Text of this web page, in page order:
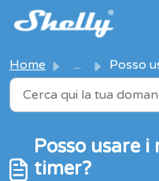
Salta al contenuto
Home ... Posso usare i
Posso usare i
timer?